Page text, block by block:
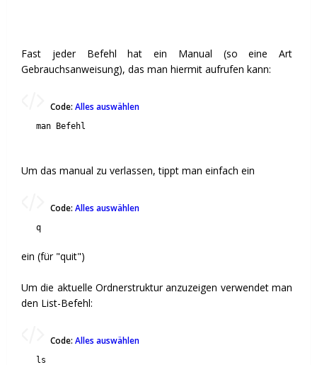
Fast jeder Befehl hat ein Manual (so eine Art
Gebrauchsanweisung), das man hiermit aufrufen kann:
Code: Alles auswählen
man Befehl
Um das manual zu verlassen, tippt man einfach ein
Code: Alles auswählen
q
ein (für "quit")
Um die aktuelle Ordnerstruktur anzuzeigen verwendet man
den List-Befehl:
Code: Alles auswählen
ls